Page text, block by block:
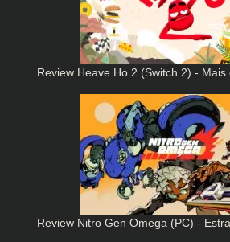
Review Heave Ho 2 (Switch 2) -
Review Nitro Gen Omega (PC) -